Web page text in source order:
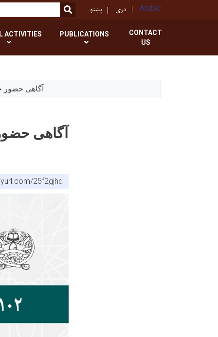
SEARCH
پښتو دری Arabic
ACTIVITIES PUBLICATIONS
CONTACT
US
آگاهی حضور
آگاهی
25f2gjhd